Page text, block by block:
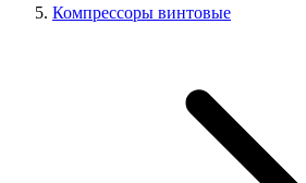
Компрессоры винтовые